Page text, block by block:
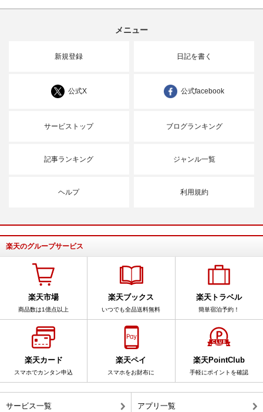
メニュー
新規登録 日記を書く
公式X 公式facebook
サービストップ ブログランキング
記事ランキング ジャンル一覧
ヘルプ 利用規約
楽天のグループサービス
楽天市場
商品数は1億点以上
楽天ブックス
いつでも全品送料無料
楽天トラベル
簡単宿泊予約！
楽天カード
スマホでカンタン申込
楽天ペイ
スマホをお財布に
楽天PointClub
手軽にポイントを確認
サービス一覧 アプリ一覧